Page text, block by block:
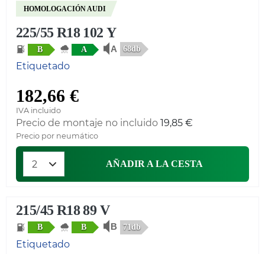
HOMOLOGACIÓN AUDI
225/55 R18 102 Y
B A 68db
Etiquetado
182,66 €
IVA incluido
Precio de montaje no incluido 19,85 €
Precio por neumático
AÑADIR A LA CESTA
215/45 R18 89 V
B B 71db
Etiquetado